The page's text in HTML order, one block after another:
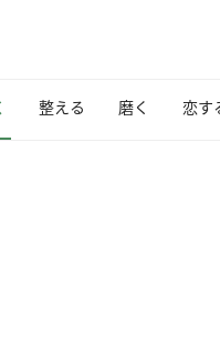
整える 磨く 恋す